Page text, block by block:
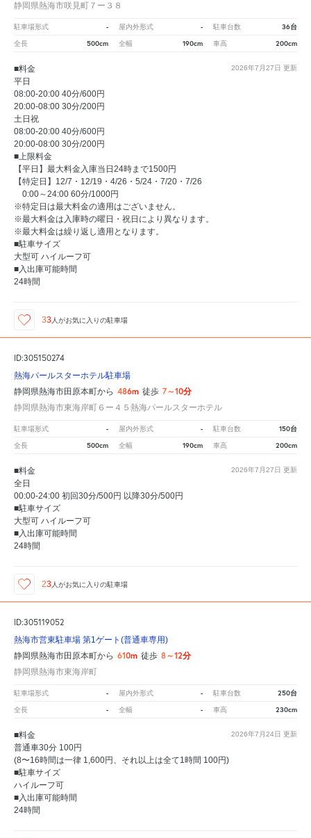
静岡県熱海市咲見町７ー３８
駐車場形式 - 屋内外形式 - 駐車台数 36台
全長 500cm 全幅 190cm 車高 200cm
2026年7月27日 更新
■料金
平日
08:00-20:00 40分/600円
20:00-08:00 30分/200円
土日祝
08:00-20:00 40分/600円
20:00-08:00 30分/200円
■上限料金
【平日】最大料金入庫当日24時まで1500円
【特定日】12/7・12/19・4/26・5/24・7/20・7/26
0:00～24:00 60分/1000円
※特定日は最大料金の適用はございません。
※最大料金は入庫時の曜日・祝日により異なります。
※最大料金は繰り返し適用となります。
■駐車サイズ
大型可 ハイルーフ可
■入出庫可能時間
24時間
33 人がお気に入りの駐車場
ID:305150274
熱海パールスターホテル駐車場
静岡県熱海市田原本町から 486m 徒歩 7～10分
静岡県熱海市東海岸町６ー４５熱海パールスターホテル
駐車場形式 - 屋内外形式 - 駐車台数 150台
全長 500cm 全幅 190cm 車高 200cm
2026年7月27日 更新
■料金
全日
00:00-24:00 初回30分/500円 以降30分/500円
■駐車サイズ
大型可 ハイルーフ可
■入出庫可能時間
24時間
23 人がお気に入りの駐車場
ID:305119052
熱海市営東駐車場 第1ゲート(普通車専用)
静岡県熱海市田原本町から 610m 徒歩 8～12分
静岡県熱海市東海岸町
駐車場形式 - 屋内外形式 - 駐車台数 250台
全長 - 全幅 - 車高 230cm
2026年7月24日 更新
■料金
普通車30分 100円
(8〜16時間は一律 1,600円、それ以上は全て1時間 100円)
■駐車サイズ
ハイルーフ可
■入出庫可能時間
24時間